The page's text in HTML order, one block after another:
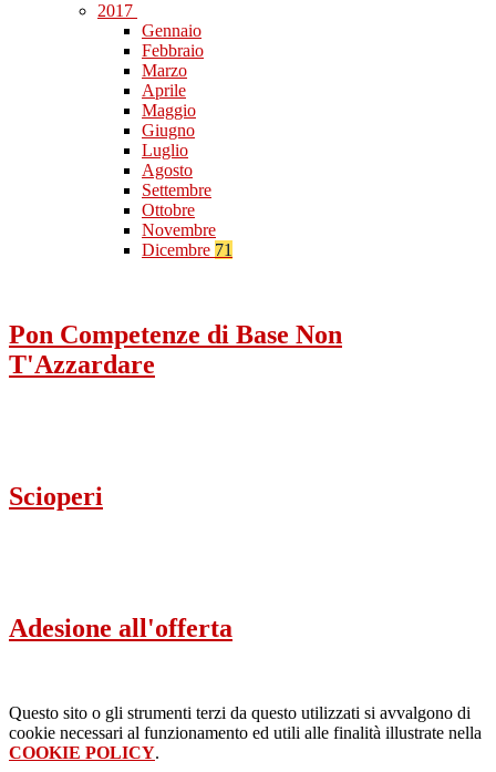
2017
Gennaio
Febbraio
Marzo
Aprile
Maggio
Giugno
Luglio
Agosto
Settembre
Ottobre
Novembre
Dicembre 71
Pon Competenze di Base Non
T'Azzardare
Scioperi
Adesione all'offerta
Questo sito o gli strumenti terzi da questo utilizzati si avvalgono di
cookie necessari al funzionamento ed utili alle finalità illustrate nella
COOKIE POLICY.